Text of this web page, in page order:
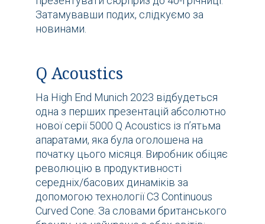
Затамувавши подих, слідкуємо за
новинами.
Q Acoustics
На High End Munich 2023 відбудеться
одна з перших презентацій абсолютно
нової серії 5000 Q Acoustics із п’ятьма
апаратами, яка була оголошена на
початку цього місяця. Виробник обіцяє
революцію в продуктивності
середніх/басових динаміків за
допомогою технології C3 Continuous
Curved Cone. За словами британського